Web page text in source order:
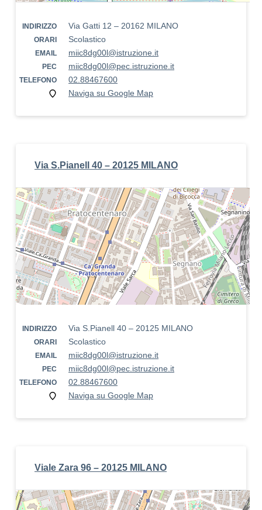
INDIRIZZO Via Gatti 12 – 20162 MILANO
ORARI Scolastico
EMAIL miic8dg00l@istruzione.it
PEC miic8dg00l@pec.istruzione.it
TELEFONO
02.88467600
Naviga su Google Map
Via S.Pianell 40 – 20125 MILANO
INDIRIZZO Via S.Pianell 40 – 20125 MILANO
ORARI Scolastico
EMAIL miic8dg00l@istruzione.it
PEC miic8dg00l@pec.istruzione.it
TELEFONO
02.88467600
Naviga su Google Map
Viale Zara 96 – 20125 MILANO